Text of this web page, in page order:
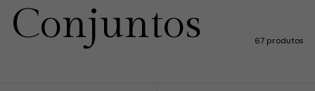
Conjuntos 67 produtos